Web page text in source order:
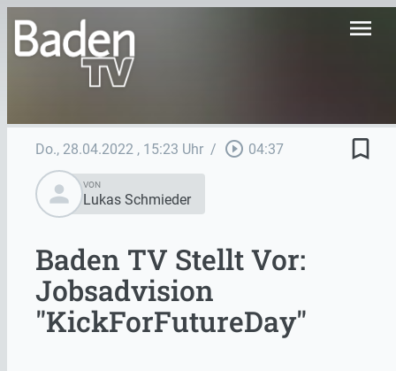
menu
Do., 28.04.2022 , 15:23 Uhr / play_circle_outline 04:37
bookmark_border
person
VON
Lukas Schmieder
Baden TV Stellt Vor:
Jobsadvision
"KickForFutureDay"